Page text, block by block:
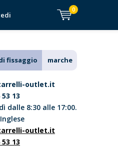
0
fissaggio marche
outlet.it
13
dalle 8:30 alle 17:00.
outlet.it
13